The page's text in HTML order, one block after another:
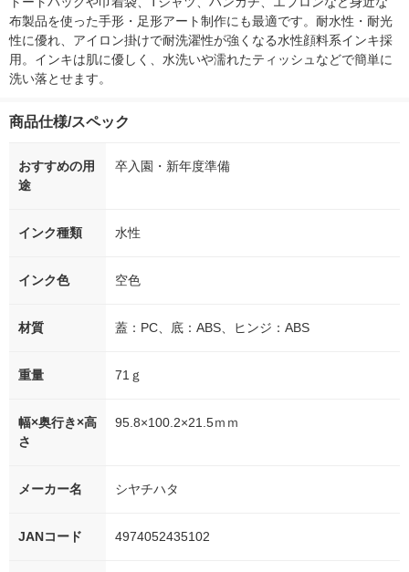
布製品を使った手形・足形アート制作にも最適です。耐水性・耐光
性に優れ、アイロン掛けで耐洗濯性が強くなる水性顔料系インキ採
用。インキは肌に優しく、水洗いや濡れたティッシュなどで簡単に
洗い落とせます。
商品仕様/スペック
おすすめの用
途
卒入園・新年度準備
インク種類 水性
インク色 空色
材質 蓋：PC、底：ABS、ヒンジ：ABS
重量 71ｇ
幅×奥行き×高
さ
95.8×100.2×21.5ｍｍ
メーカー名 シヤチハタ
JANコード 4974052435102